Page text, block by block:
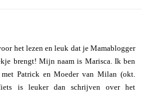
het lezen en leuk dat je Mamablogger
brengt! Mijn naam is Marisca. Ik ben
met Patrick en Moeder van Milan (okt.
is leuker dan schrijven over het